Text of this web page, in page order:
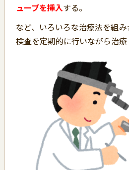
ューブを挿入する。
など、いろいろな治療法を組
検査を定期的に行いながら治療